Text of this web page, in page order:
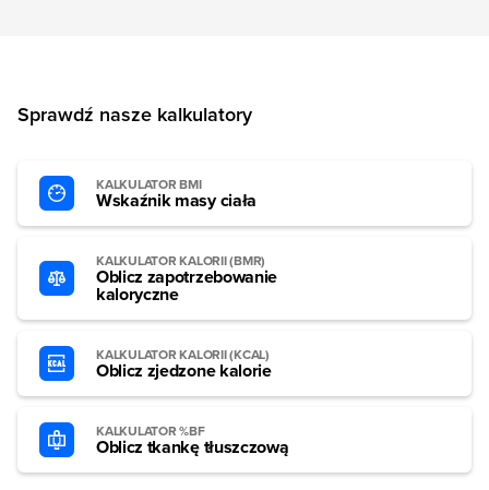
Sprawdź nasze kalkulatory
KALKULATOR BMI
Wskaźnik masy ciała
KALKULATOR KALORII (BMR)
Oblicz zapotrzebowanie
kaloryczne
KALKULATOR KALORII (KCAL)
Oblicz zjedzone kalorie
KALKULATOR %BF
Oblicz tkankę tłuszczową